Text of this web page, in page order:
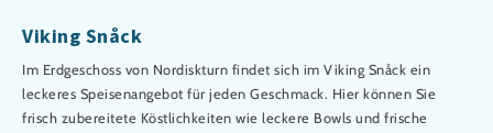
Viking Snåck
Im Erdgeschoss von Nordiskturn findet sich im Viking Snåck ein
leckeres Speisenangebot für jeden Geschmack. Hier können Sie
frisch zubereitete Köstlichkeiten wie leckere Bowls und frische